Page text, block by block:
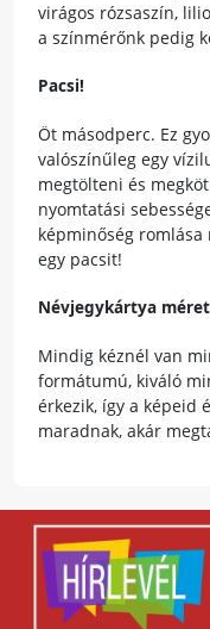
virágos rózsaszín,
a színmérőnk pedig
Pacsi!
Öt másodperc. Ez
valószínűleg egy
megtölteni és
nyomtatási
képminőség
egy pacsit!
Névjegykártya
Mindig kéznél van
formátumú, kiváló
érkezik, így a képeid
maradnak, akár